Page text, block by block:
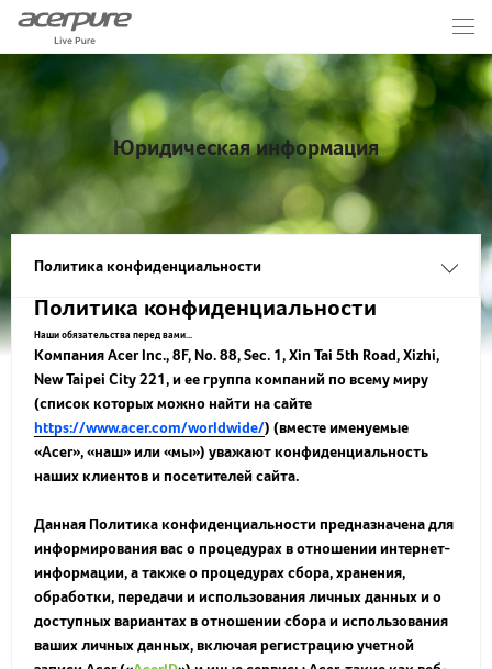
Юридическая информация
Политика конфиденциальности
Политика конфиденциальности
Наши обязательства перед вами...
Компания Acer Inc., 8F, No. 88, Sec. 1, Xin Tai 5th Road, Xizhi,
New Taipei City 221, и ее группа компаний по всему миру
(список которых можно найти на сайте
https://www.acer.com/worldwide/) (вместе именуемые
«Acer», «наш» или «мы») уважают конфиденциальность
наших клиентов и посетителей сайта.
Данная Политика конфиденциальности предназначена для
информирования вас о процедурах в отношении интернет-
информации, а также о процедурах сбора, хранения,
обработки, передачи и использования личных данных и о
доступных вариантах в отношении сбора и использования
ваших личных данных, включая регистрацию учетной